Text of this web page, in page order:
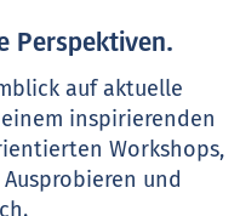
Perspektiven.
auf aktuelle
inspirierenden
Workshops,
und